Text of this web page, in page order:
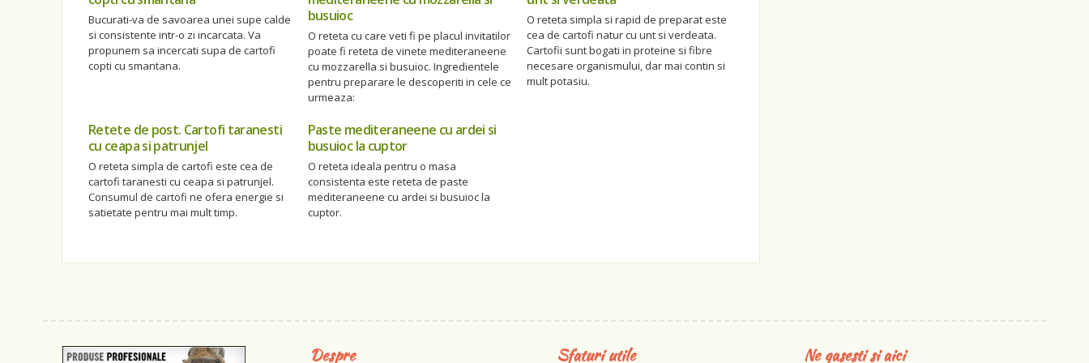
Bucurati-va de savoarea unei supe calde
si consistente intr-o zi incarcata. Va
propunem sa incercati supa de cartofi
copti cu smantana.
busuioc
O reteta cu care veti fi pe placul invitatilor
poate fi reteta de vinete mediteraneene
cu mozzarella si busuioc. Ingredientele
pentru preparare le descoperiti in cele ce
urmeaza:
O reteta simpla si rapid de preparat este
cea de cartofi natur cu unt si verdeata.
Cartofii sunt bogati in proteine si fibre
necesare organismului, dar mai contin si
mult potasiu.
Retete de post. Cartofi taranesti
cu ceapa si patrunjel
O reteta simpla de cartofi este cea de
cartofi taranesti cu ceapa si patrunjel.
Consumul de cartofi ne ofera energie si
satietate pentru mai mult timp.
Paste mediteraneene cu ardei si
busuioc la cuptor
O reteta ideala pentru o masa
consistenta este reteta de paste
mediteraneene cu ardei si busuioc la
cuptor.
Despre Sfaturi utile Ne gasesti si aici